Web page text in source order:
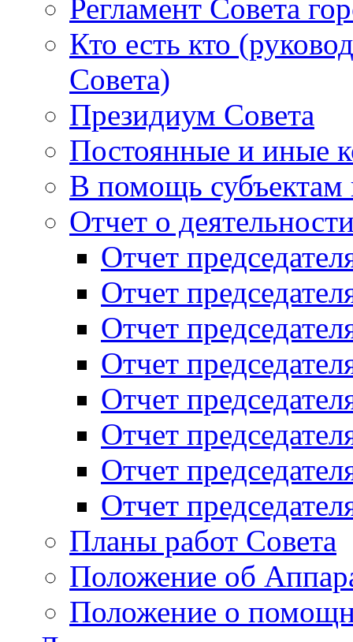
Регламент Совета
Кто есть кто
Совета)
Президиум Совета
Постоянные и иные
В помощь субъектам
Отчет о
Отчет
Отчет
Отчет
Отчет
Отчет
Отчет
Отчет
Отчет
Планы работ Совета
Положение об
Положение о